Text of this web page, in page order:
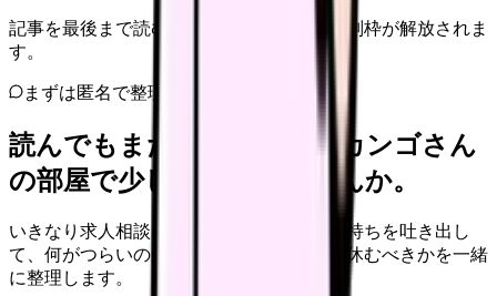
記事を最後まで読むと、転職サポートの特別枠が解放されま
す。
まずは匿名で整理
読んでもまだ苦しいなら、カンゴさん
の部屋で少し話してみませんか。
いきなり求人相談には進みません。今の気持ちを吐き出し
て、何がつらいのか、辞めるべきか、少し休むべきかを一緒
に整理します。